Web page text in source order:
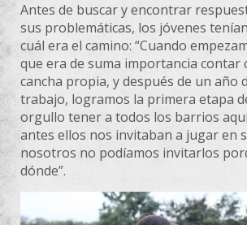
Antes de buscar y encontrar
sus problemáticas, los jóvenes
cuál era el camino: “Cuando
que era de suma importancia contar
cancha propia, y después de un año
trabajo, logramos la primera etapa
orgullo tener a todos los barrios
antes ellos nos invitaban a jugar en
nosotros no podíamos invitarlos
dónde”.